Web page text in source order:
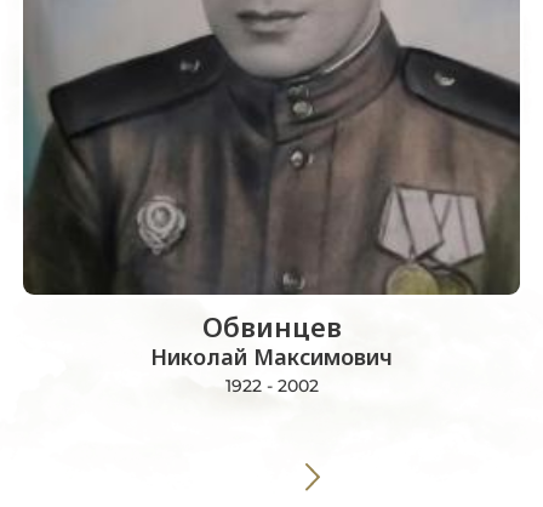
Обвинцев
Николай Максимович
1922 - 2002